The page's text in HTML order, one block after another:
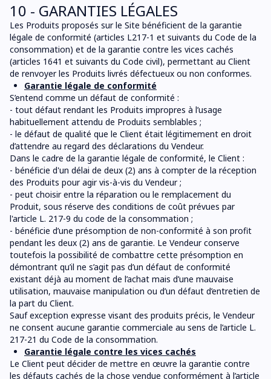
10 - GARANTIES LÉGALES
Les Produits proposés sur le Site bénéficient de la garantie
légale de conformité (articles L217-1 et suivants du Code de la
consommation) et de la garantie contre les vices cachés
(articles 1641 et suivants du Code civil), permettant au Client
de renvoyer les Produits livrés défectueux ou non conformes.
Garantie légale de conformité
S’entend comme un défaut de conformité :
- tout défaut rendant les Produits impropres à l’usage
habituellement attendu de Produits semblables ;
- le défaut de qualité que le Client était légitimement en droit
d’attendre au regard des déclarations du Vendeur.
Dans le cadre de la garantie légale de conformité, le Client :
- bénéficie d'un délai de deux (2) ans à compter de la réception
des Produits pour agir vis-à-vis du Vendeur ;
- peut choisir entre la réparation ou le remplacement du
Produit, sous réserve des conditions de coût prévues par
l'article L. 217-9 du code de la consommation ;
- bénéficie d’une présomption de non-conformité à son profit
pendant les deux (2) ans de garantie. Le Vendeur conserve
toutefois la possibilité de combattre cette présomption en
démontrant qu’il ne s’agit pas d’un défaut de conformité
existant déjà au moment de l’achat mais d’une mauvaise
utilisation, mauvaise manipulation ou d’un défaut d’entretien de
la part du Client.
Sauf exception expresse visant des produits précis, le Vendeur
ne consent aucune garantie commerciale au sens de l’article L.
217-21 du Code de la consommation.
Garantie légale contre les vices cachés
Le Client peut décider de mettre en œuvre la garantie contre
les défauts cachés de la chose vendue conformément à l’article